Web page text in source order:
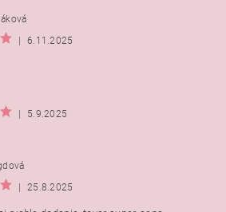
|
6.11.2025
|
5.9.2025
|
25.8.2025